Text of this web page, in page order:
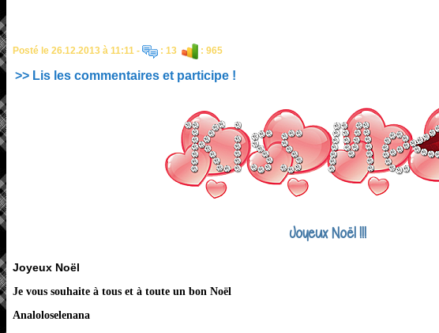
Posté le 26.12.2013 à 11:11 - : 13 : 965
>> Lis les commentaires et participe !
Joyeux Noël !!!
Joyeux Noël
Je vous souhaite à tous et à toute un bon Noël
Analoloselenana